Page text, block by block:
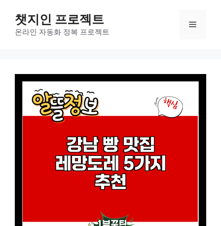
챗지인 프로젝트
온라인 자동화 정복 프로젝트
메